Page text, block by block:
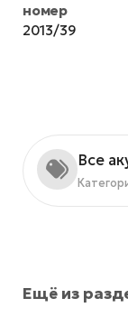
номер
2013/39
Все
Ещё из